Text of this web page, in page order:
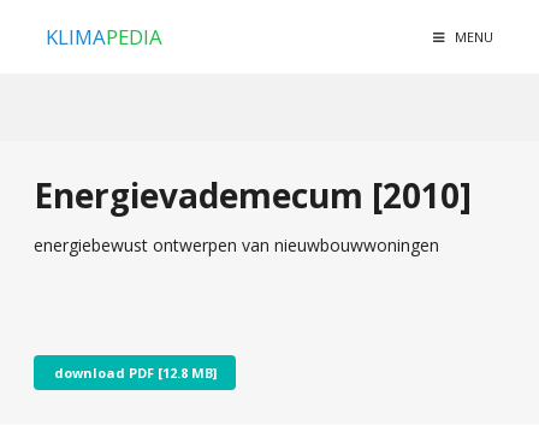
KLIMAPEDIA MENU
Energievademecum [2010]
energiebewust ontwerpen van nieuwbouw­woningen
download PDF [12.8 MB]